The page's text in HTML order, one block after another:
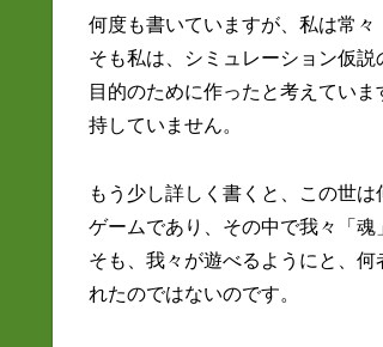
何度も書いていますが、私は常
そも私は、シミュレーション仮
目的のために作ったと考えてい
持していません。
もう少し詳しく書くと、この世
ゲームであり、その中で我々「
そも、我々が遊べるようにと、
れたのではないのです。